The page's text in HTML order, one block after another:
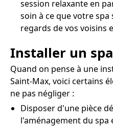
session relaxante en
soin à ce que votre
regards de vos voisins
Installer un
Quand on pense à une
Saint-Max, voici certains
ne pas négliger :
Disposer d'une pièce
l'aménagement du